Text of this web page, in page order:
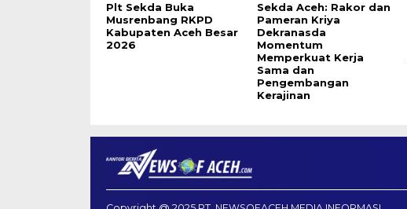
Plt Sekda Buka
Musrenbang RKPD
Kabupaten Aceh Besar
2026
Sekda Aceh: Rakor dan
Pameran Kriya
Dekranasda
Momentum
Memperkuat Kerja
Sama dan
Pengembangan
Kerajinan